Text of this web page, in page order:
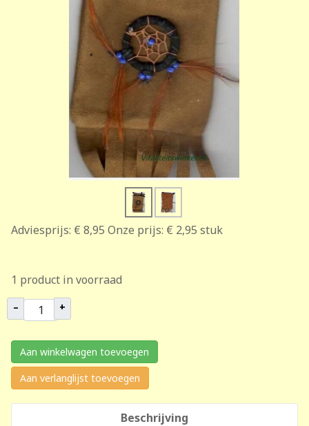
Adviesprijs: € 8,95 Onze prijs: € 2,95 stuk
1 product in voorraad
– +
Aan winkelwagen toevoegen
Aan verlanglijst toevoegen
Beschrijving